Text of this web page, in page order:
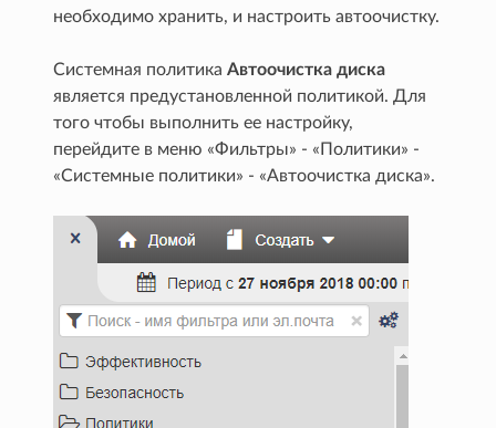
необходимо хранить, и настроить автоочистку.
Системная политикаАвтоочистка диска
является предустановленной политикой. Для
того чтобы выполнить ее настройку,
перейдите в меню «Фильтры» - «Политики» -
«Системные политики» - «Автоочистка диска».